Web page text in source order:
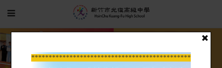
*****************************************************